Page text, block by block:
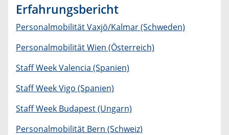
Erfahrungsbericht
Personalmobilität Vaxjö/Kalmar (Schweden)
Personalmobilität Wien (Österreich)
Staff Week Valencia (Spanien)
Staff Week Vigo (Spanien)
Staff Week Budapest (Ungarn)
Personalmobilität Bern (Schweiz)